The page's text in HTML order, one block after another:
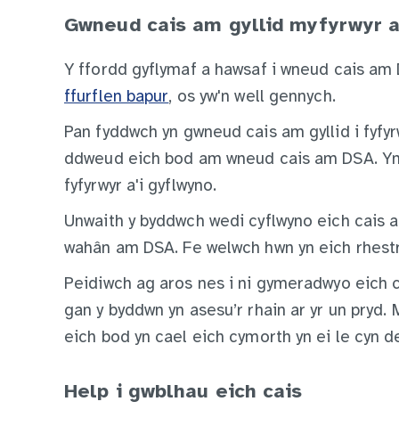
Gwneud cais am gyllid myfyrwyr
Y ffordd gyflymaf a hawsaf i wneud cais
ffurflen bapur, os yw'n well gennych.
Pan fyddwch yn gwneud cais am gyllid i
ddweud eich bod am wneud cais am DSA.
fyfyrwyr a'i gyflwyno.
Unwaith y byddwch wedi cyflwyno eich cais
wahân am DSA. Fe welwch hwn yn eich
Peidiwch ag aros nes i ni gymeradwyo eich
gan y byddwn yn asesu’r rhain ar yr un
eich bod yn cael eich cymorth yn ei le cyn
Help i gwblhau eich cais